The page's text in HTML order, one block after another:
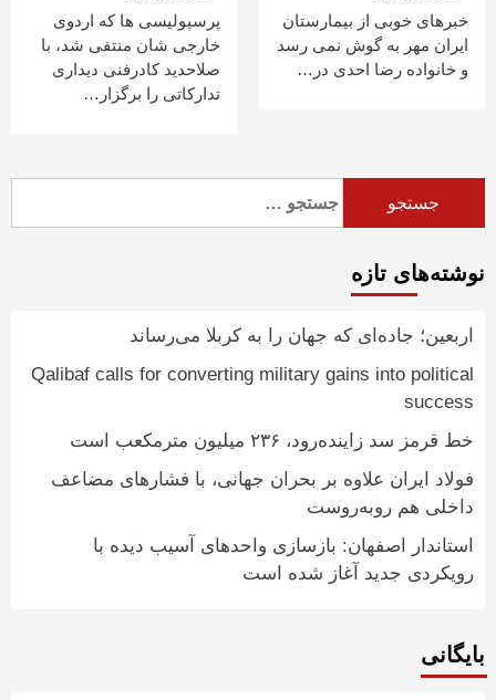
پرسپولیسی ها که اردوی
خارجی شان منتفی شد، با
صلاحدید کادرفنی دیداری
تدارکاتی را برگزار…
خبرهای خوبی از بیمارستان
ایران مهر به گوش نمی رسد
و خانواده رضا احدی در…
برای:
نوشته‌های تازه
اربعین؛ جاده‌ای که جهان را به کربلا می‌رساند
Qalibaf calls for converting military gains into political
success
خط قرمز سد زاینده‌رود، ۲۳۶ میلیون مترمکعب است
فولاد ایران علاوه بر بحران جهانی، با فشارهای مضاعف
داخلی هم روبه‌روست
استاندار اصفهان: بازسازی واحدهای آسیب دیده با
رویکردی جدید آغاز شده است
بایگانی